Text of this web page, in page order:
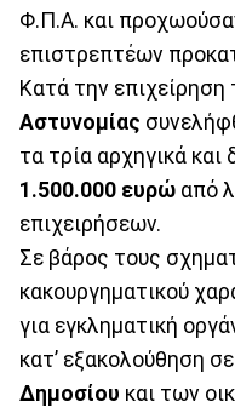
Φ.Π.Α. και
επιστρεπτέων
Κατά την επιχείρηση
Αστυνομίας
τα τρία αρχηγικά
1.500.000 ευρώ από
επιχειρήσεων.
Σε βάρος τους
κακουργηματικού
για εγκληματική
κατ’ εξακολούθηση
Δημοσίου και των